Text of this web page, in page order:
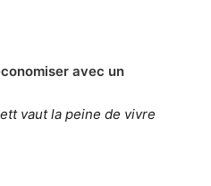
avec un
vaut la peine de vivre